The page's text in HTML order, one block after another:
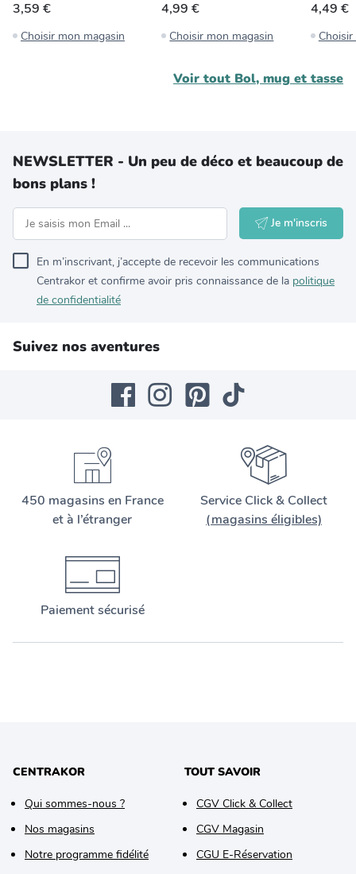
3,59 €
Choisir mon magasin
4,99 €
Choisir mon magasin
4,49 €
Voir tout Bol, mug et tasse
NEWSLETTER - Un peu de déco et beaucoup de
bons plans !
Je m'inscris
En m’inscrivant, j’accepte de recevoir les communications
Centrakor et confirme avoir pris connaissance de la politique
de confidentialité
Suivez nos aventures
450 magasins en France
et à l’étranger
Service Click & Collect
(magasins éligibles)
Paiement sécurisé
CENTRAKOR
Qui sommes-nous ?
Nos magasins
Notre programme fidélité
TOUT SAVOIR
CGV Click & Collect
CGV Magasin
CGU E-Réservation